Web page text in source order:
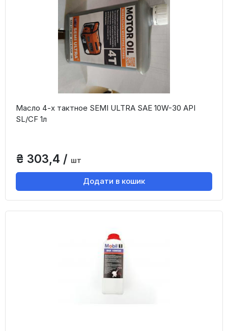
Масло 4-х тактное SEMI ULTRA SAE 10W-30 API
SL/CF 1л
₴ 303,4 / шт
Додати в кошик